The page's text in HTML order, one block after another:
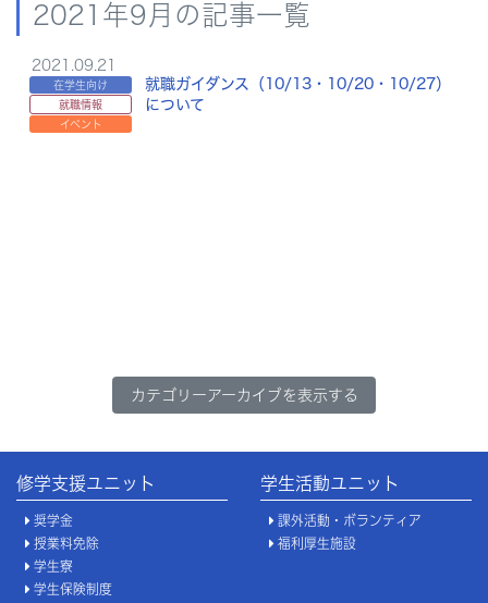
2021年9月の記事一覧
2021.09.21
在学生向け
就職情報
イベント
就職ガイダンス（10/13・10/20・10/27）
について
カテゴリーアーカイブを表示する
修学支援ユニット
奨学金
授業料免除
学生寮
学生保険制度
学生活動ユニット
課外活動・ボランティア
福利厚生施設